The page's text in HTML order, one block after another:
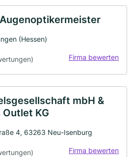
(Hessen)
Firma bewerten
mbH &
Outlet KG
4, 63263 Neu-Isenburg
Firma bewerten